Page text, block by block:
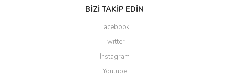
BİZİ TAKİP EDİN
Facebook
Twitter
Instagram
Youtube